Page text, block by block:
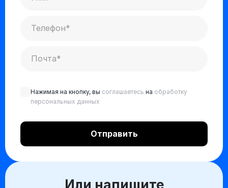
Нажимая на кнопку, вы соглашаетесь на обработку
персональных данных
Или напишите